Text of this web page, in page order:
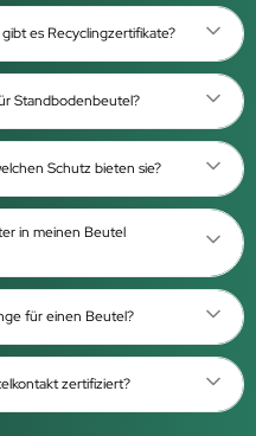
es Recyclingzertifikate?
Standbodenbeutel?
Schutz bieten sie?
in meinen Beutel
für einen Beutel?
zertifiziert?